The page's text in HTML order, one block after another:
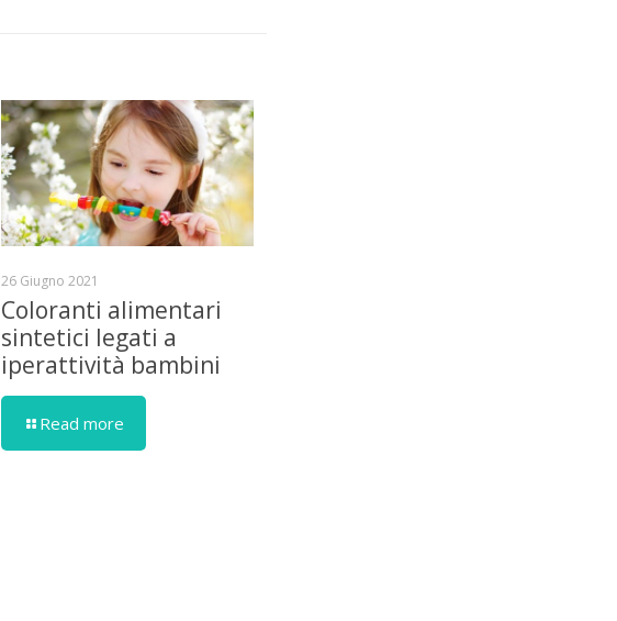
26 Giugno 2021
Coloranti alimentari
sintetici legati a
iperattività bambini
Read more